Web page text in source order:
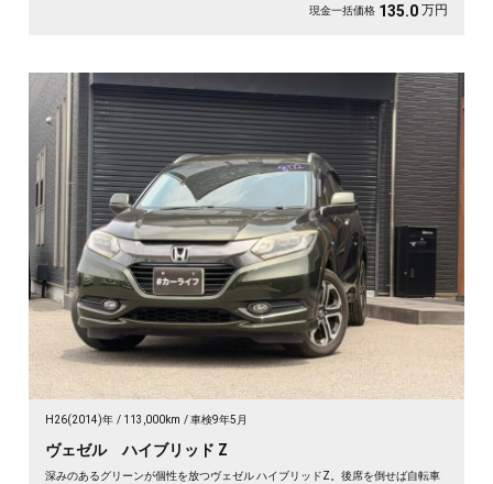
現金一括価格 135.0 万円
H26(2014)年 113,000km 車検9年5月
ヴェゼル ハイブリッド Z
深みのあるグリーンが個性を放つヴェゼル ハイブリッドZ。後席を倒せば自転車